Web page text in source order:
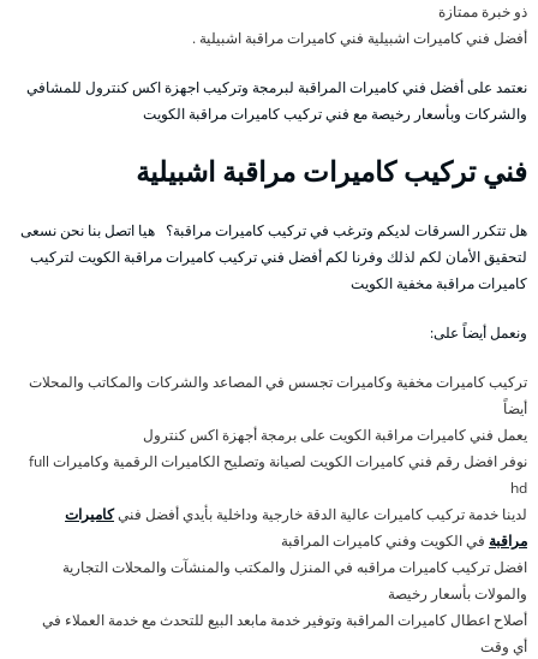
ذو خبرة ممتازة
أفضل فني كاميرات اشبيلية فني كاميرات مراقبة اشبيلية .
نعتمد على أفضل فني كاميرات المراقبة لبرمجة وتركيب اجهزة اكس كنترول للمشافي
والشركات وبأسعار رخيصة مع فني تركيب كاميرات مراقبة الكويت
فني تركيب كاميرات مراقبة اشبيلية
هل تتكرر السرقات لديكم وترغب في تركيب كاميرات مراقبة؟ هيا اتصل بنا نحن نسعى
لتحقيق الأمان لكم لذلك وفرنا لكم أفضل فني تركيب كاميرات مراقبة الكويت لتركيب
كاميرات مراقبة مخفية الكويت
ونعمل أيضاً على:
تركيب كاميرات مخفية وكاميرات تجسس في المصاعد والشركات والمكاتب والمحلات
أيضاً
يعمل فني كاميرات مراقبة الكويت على برمجة أجهزة اكس كنترول
نوفر افضل رقم فني كاميرات الكويت لصيانة وتصليح الكاميرات الرقمية وكاميرات full
hd
لدينا خدمة تركيب كاميرات عالية الدقة خارجية وداخلية بأيدي أفضل فنيكاميرات
مراقبة في الكويت وفني كاميرات المراقبة
افضل تركيب كاميرات مراقبه في المنزل والمكتب والمنشآت والمحلات التجارية
والمولات بأسعار رخيصة
أصلاح اعطال كاميرات المراقبة وتوفير خدمة مابعد البيع للتحدث مع خدمة العملاء في
أي وقت